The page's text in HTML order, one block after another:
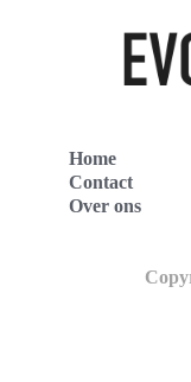
Home
Contact
Over ons